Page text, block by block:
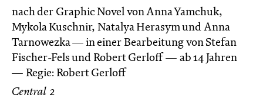
nach der Graphic Novel von Anna Yamchuk,
Mykola Kuschnir, Natalya Herasym und Anna
Tarnowezka — in einer Bearbeitung von Stefan
Fischer-Fels und Robert Gerloff
ab 14 Jahren
Regie: Robert Gerloff
Central 2